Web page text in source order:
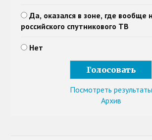
Да, оказался в зоне, где вообще
российского спутникового ТВ
Нет
Посмотреть результаты
Архив